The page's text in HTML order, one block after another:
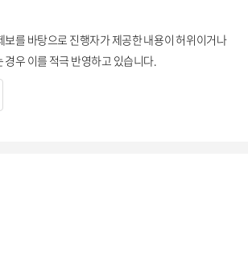
를 바탕으로 진행자가 제공한 내용이 허위이거나
우 이를 적극 반영하고 있습니다.